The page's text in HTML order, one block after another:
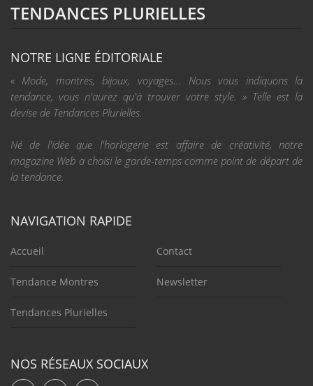
TENDANCES PLURIELLES
NOTRE LIGNE ÉDITORIALE
« Mode, montres, bijoux, voyages... Nous vous indiquons la
tendance, vous n'aurez qu'à trouver votre style. » Telle est la
devise de Tendances Plurielles.
Né de l'idée que l'horlogerie est affaire de créativité, notre
magazine Web a choisi le garde-temps comme point de départ de
la tendance.
NAVIGATION RAPIDE
Accueil
Tendance Montres
Tendances Plurielles
Contact
Newsletter
NOS RÉSEAUX SOCIAUX